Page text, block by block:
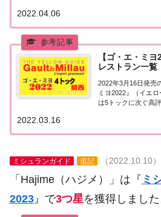
ゴエミヨ2022『大
「ゴ・エ・ミヨ
2022.04.06
【ゴ・エ・ミ
レストラン一覧
2022年3月16日発売
ミヨ2022』（イエ
は5トックに次ぐ高
都・大阪・兵庫 神
2022.03.16
ミシュランガイド 追記 （2022.10.10）
「Hajime（ハジメ）」は『 ミ
2023 』で3つ星を獲得しました